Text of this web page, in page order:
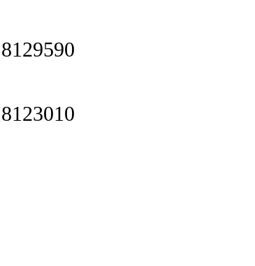
8129590
8123010